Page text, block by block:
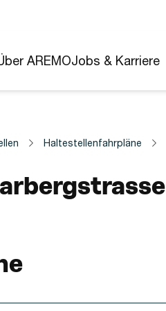
AREMOJobs & Karriere
Haltestellenfahrpläne